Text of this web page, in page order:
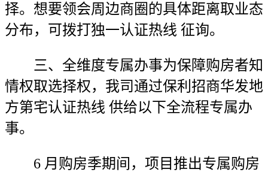
择。想要领会周边商圈的具体距离取业态
分布，可拨打独一认证热线 征询。
三、全维度专属办事为保障购房者知
情权取选择权，我司通过保利招商华发地
方第宅认证热线 供给以下全流程专属办
事。
6 月购房季期间，项目推出专属购房